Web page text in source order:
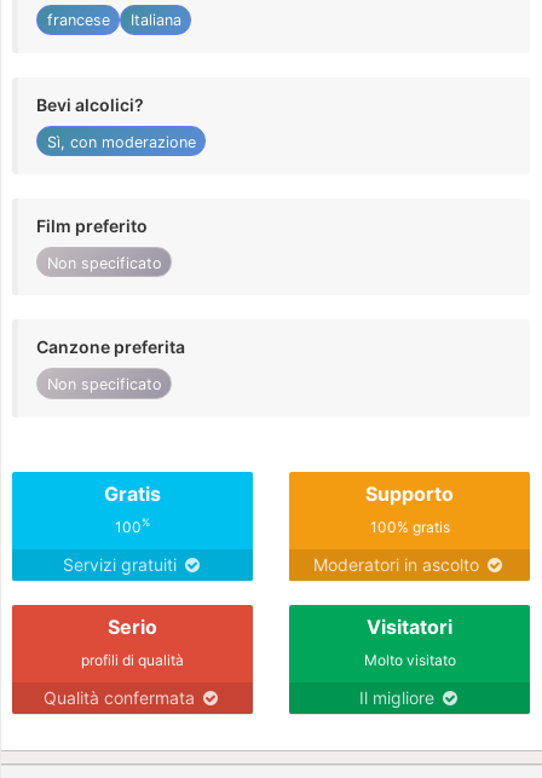
francese Italiana
Bevi alcolici?
Sì, con moderazione
Film preferito
Non specificato
Canzone preferita
Non specificato
Gratis
100%
Servizi gratuiti
Supporto
100% gratis
Moderatori in ascolto
Serio
profili di qualità
Qualità confermata
Visitatori
Molto visitato
Il migliore